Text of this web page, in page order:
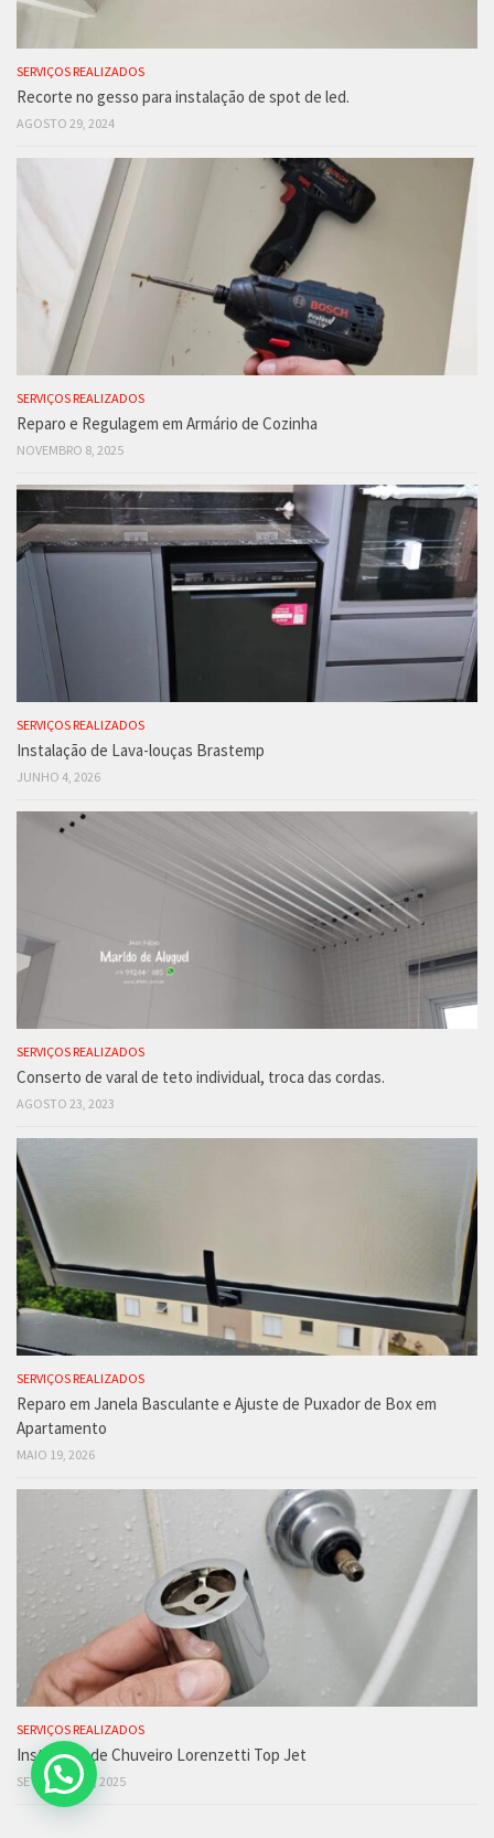
SERVIÇOS REALIZADOS
Recorte no gesso para instalação de spot de led.
AGOSTO 29, 2024
SERVIÇOS REALIZADOS
Reparo e Regulagem em Armário de Cozinha
NOVEMBRO 8, 2025
SERVIÇOS REALIZADOS
Instalação de Lava-louças Brastemp
JUNHO 4, 2026
SERVIÇOS REALIZADOS
Conserto de varal de teto individual, troca das cordas.
AGOSTO 23, 2023
SERVIÇOS REALIZADOS
Reparo em Janela Basculante e Ajuste de Puxador de Box em
Apartamento
MAIO 19, 2026
SERVIÇOS REALIZADOS
Instalação de Chuveiro Lorenzetti Top Jet
SETEMBRO 12, 2025